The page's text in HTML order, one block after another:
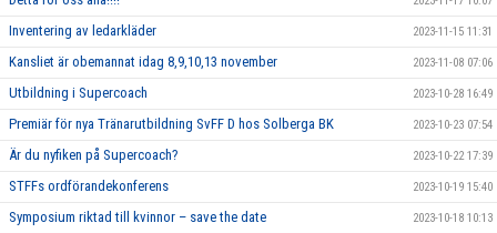
Inventering av ledarkläder 2023-11-15 11:31
Kansliet är obemannat idag 8,9,10,13 november 2023-11-08 07:06
Utbildning i Supercoach 2023-10-28 16:49
Premiär för nya Tränarutbildning SvFF D hos Solberga BK 2023-10-23 07:54
Är du nyfiken på Supercoach? 2023-10-22 17:39
STFFs ordförandekonferens 2023-10-19 15:40
Symposium riktad till kvinnor – save the date 2023-10-18 10:13